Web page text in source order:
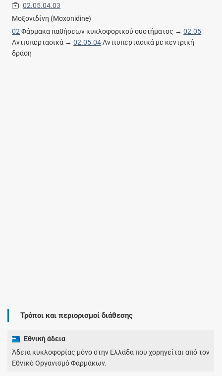
02.05.04.03
Μοξονιδίνη (Mοxonidine)
02Φάρμακα παθήσεων κυκλοφορικού συστήματος →02.05
Αντιυπερτασικά →02.05.04Αντιυπερτασικά με κεντρική
δράση
Τρόποι και περιορισμοί διάθεσης
Εθνική άδεια
Άδεια κυκλοφορίας μόνο στην Ελλάδα που χορηγείται από τον
Εθνικό Οργανισμό Φαρμάκων.